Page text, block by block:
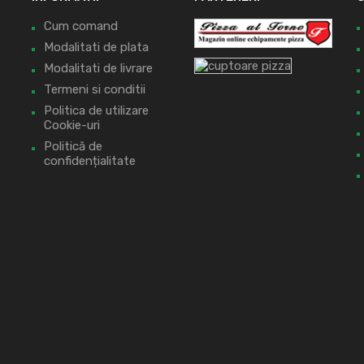
Cum comand
Modalitati de plata
Modalitati de livrare
Termeni si conditii
Politica de utilizare
Cookie-uri
Politică de
confidențialitate